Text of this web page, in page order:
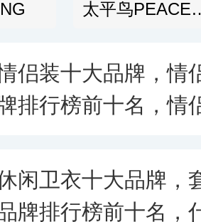
太平
侣装十大品牌，情
排行榜前十名，情
闲卫衣十大品牌，
牌排行榜前十名，